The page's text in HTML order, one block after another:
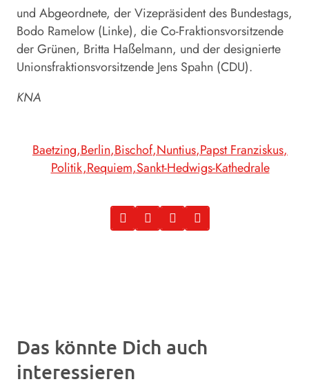
und Abgeordnete, der Vizepräsident des Bundestags,
Bodo Ramelow (Linke), die Co-Fraktionsvorsitzende
der Grünen, Britta Haßelmann, und der designierte
Unionsfraktionsvorsitzende Jens Spahn (CDU).
KNA
Baetzing Berlin Bischof Nuntius Papst Franziskus
Politik Requiem Sankt-Hedwigs-Kathedrale
Das könnte Dich auch
interessieren